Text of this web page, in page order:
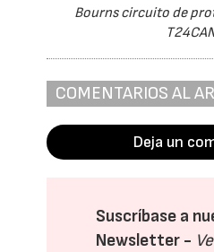
Bourns circuito de
COMENTARIOS AL
Deja un
Suscríbase a
Newsletter -